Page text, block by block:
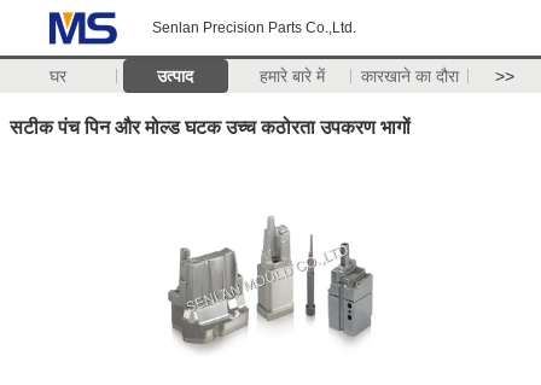
Senlan Precision Parts Co.,Ltd.
घर उत्पाद हमारे बारे में कारखाने का दौरा >>
सटीक पंच पिन और मोल्ड घटक उच्च कठोरता उपकरण भागों